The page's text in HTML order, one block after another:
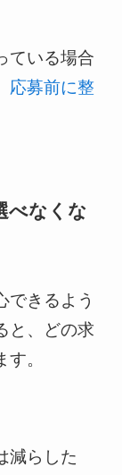
ている場合
応募前に整
べなくな
できるよう
と、どの求
。
減らした